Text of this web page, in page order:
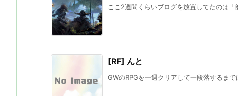
ここ2週間くらいブログを放置してたのは
[RF] んと
GWのRPGを一週クリアして一段落するま